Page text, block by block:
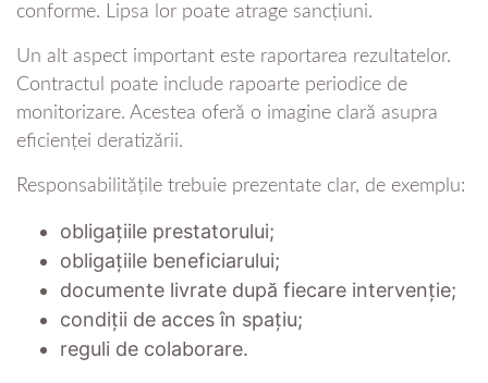
conforme. Lipsa lor poate atrage sancțiuni.
Un alt aspect important este raportarea rezultatelor.
Contractul poate include rapoarte periodice de
monitorizare. Acestea oferă o imagine clară asupra
eficienței deratizării.
Responsabilitățile trebuie prezentate clar, de exemplu:
obligațiile prestatorului;
obligațiile beneficiarului;
documente livrate după fiecare intervenție;
condiții de acces în spațiu;
reguli de colaborare.